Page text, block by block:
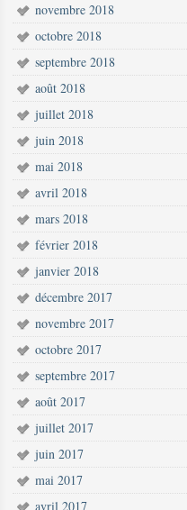
novembre 2018
octobre 2018
septembre 2018
août 2018
juillet 2018
juin 2018
mai 2018
avril 2018
mars 2018
février 2018
janvier 2018
décembre 2017
novembre 2017
octobre 2017
septembre 2017
août 2017
juillet 2017
juin 2017
mai 2017
avril 2017